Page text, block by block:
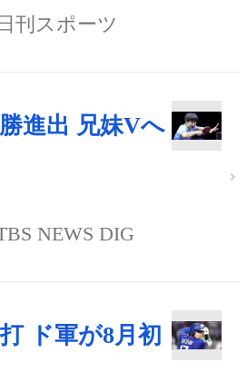
日刊スポーツ
進出 兄妹Vへ
NEWS DIG
ド軍が8月初